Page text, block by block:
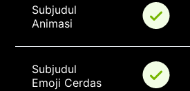
Subjudul
Animasi
Subjudul
Emoji Cerdas